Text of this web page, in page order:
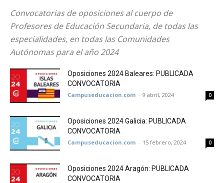
Convocatorias de oposiciones al cuerpo de
Profesores de Educación Secundaria, de todas las
especialidades, en todas las Comunidades
Autónomas para el año 2024
Oposiciones 2024 Baleares: PUBLICADA
CONVOCATORIA
Campuseducacion.com - 9 abril, 2024 0
Oposiciones 2024 Galicia: PUBLICADA
CONVOCATORIA
Campuseducacion.com - 15 febrero, 2024 0
Oposiciones 2024 Aragón: PUBLICADA
CONVOCATORIA